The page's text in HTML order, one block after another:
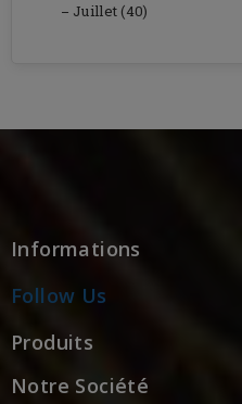
Juillet (40)
Informations
Follow Us
Produits
Notre Société